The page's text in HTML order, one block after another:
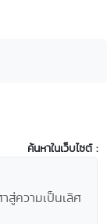
ค้นหาในเว็บไซต์ :
สู่ความเป็นเลิศ